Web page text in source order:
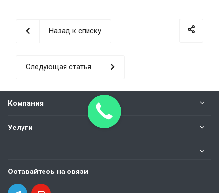
Назад к списку
Следующая статья
Компания
Услуги
Оставайтесь на связи